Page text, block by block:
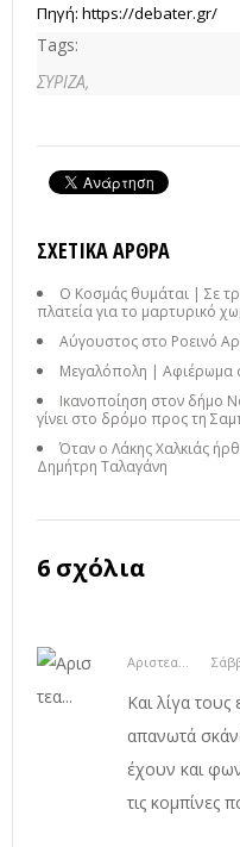
Πηγή: https://debater.gr/
Tags:
ΣΥΡΙΖΑ,
ΣΧΕΤΙΚΆ ΆΡΘΡΑ
Ο Κοσμάς θυμάται | Σε
πλατεία για το μαρτυρικό
Αύγουστος στο Ροεινό
Μεγαλόπολη | Αφιέρωμα
Ικανοποίηση στον δήμο
γίνει στο δρόμο προς τη
Όταν ο Λάκης Χαλκιάς
Δημήτρη Ταλαγάνη
6 σχόλια
Αριστεα...
Και λίγα τους
απανωτά
έχουν και
τις κομπίνες